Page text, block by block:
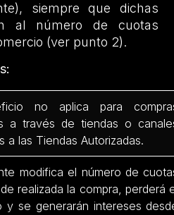
siempre que dichas
al número de cuotas
(ver punto 2).
no aplica para
a través de tiendas o
a las Tiendas Autorizadas.
modifica el número de
realizada la compra, perderá
y se generarán intereses